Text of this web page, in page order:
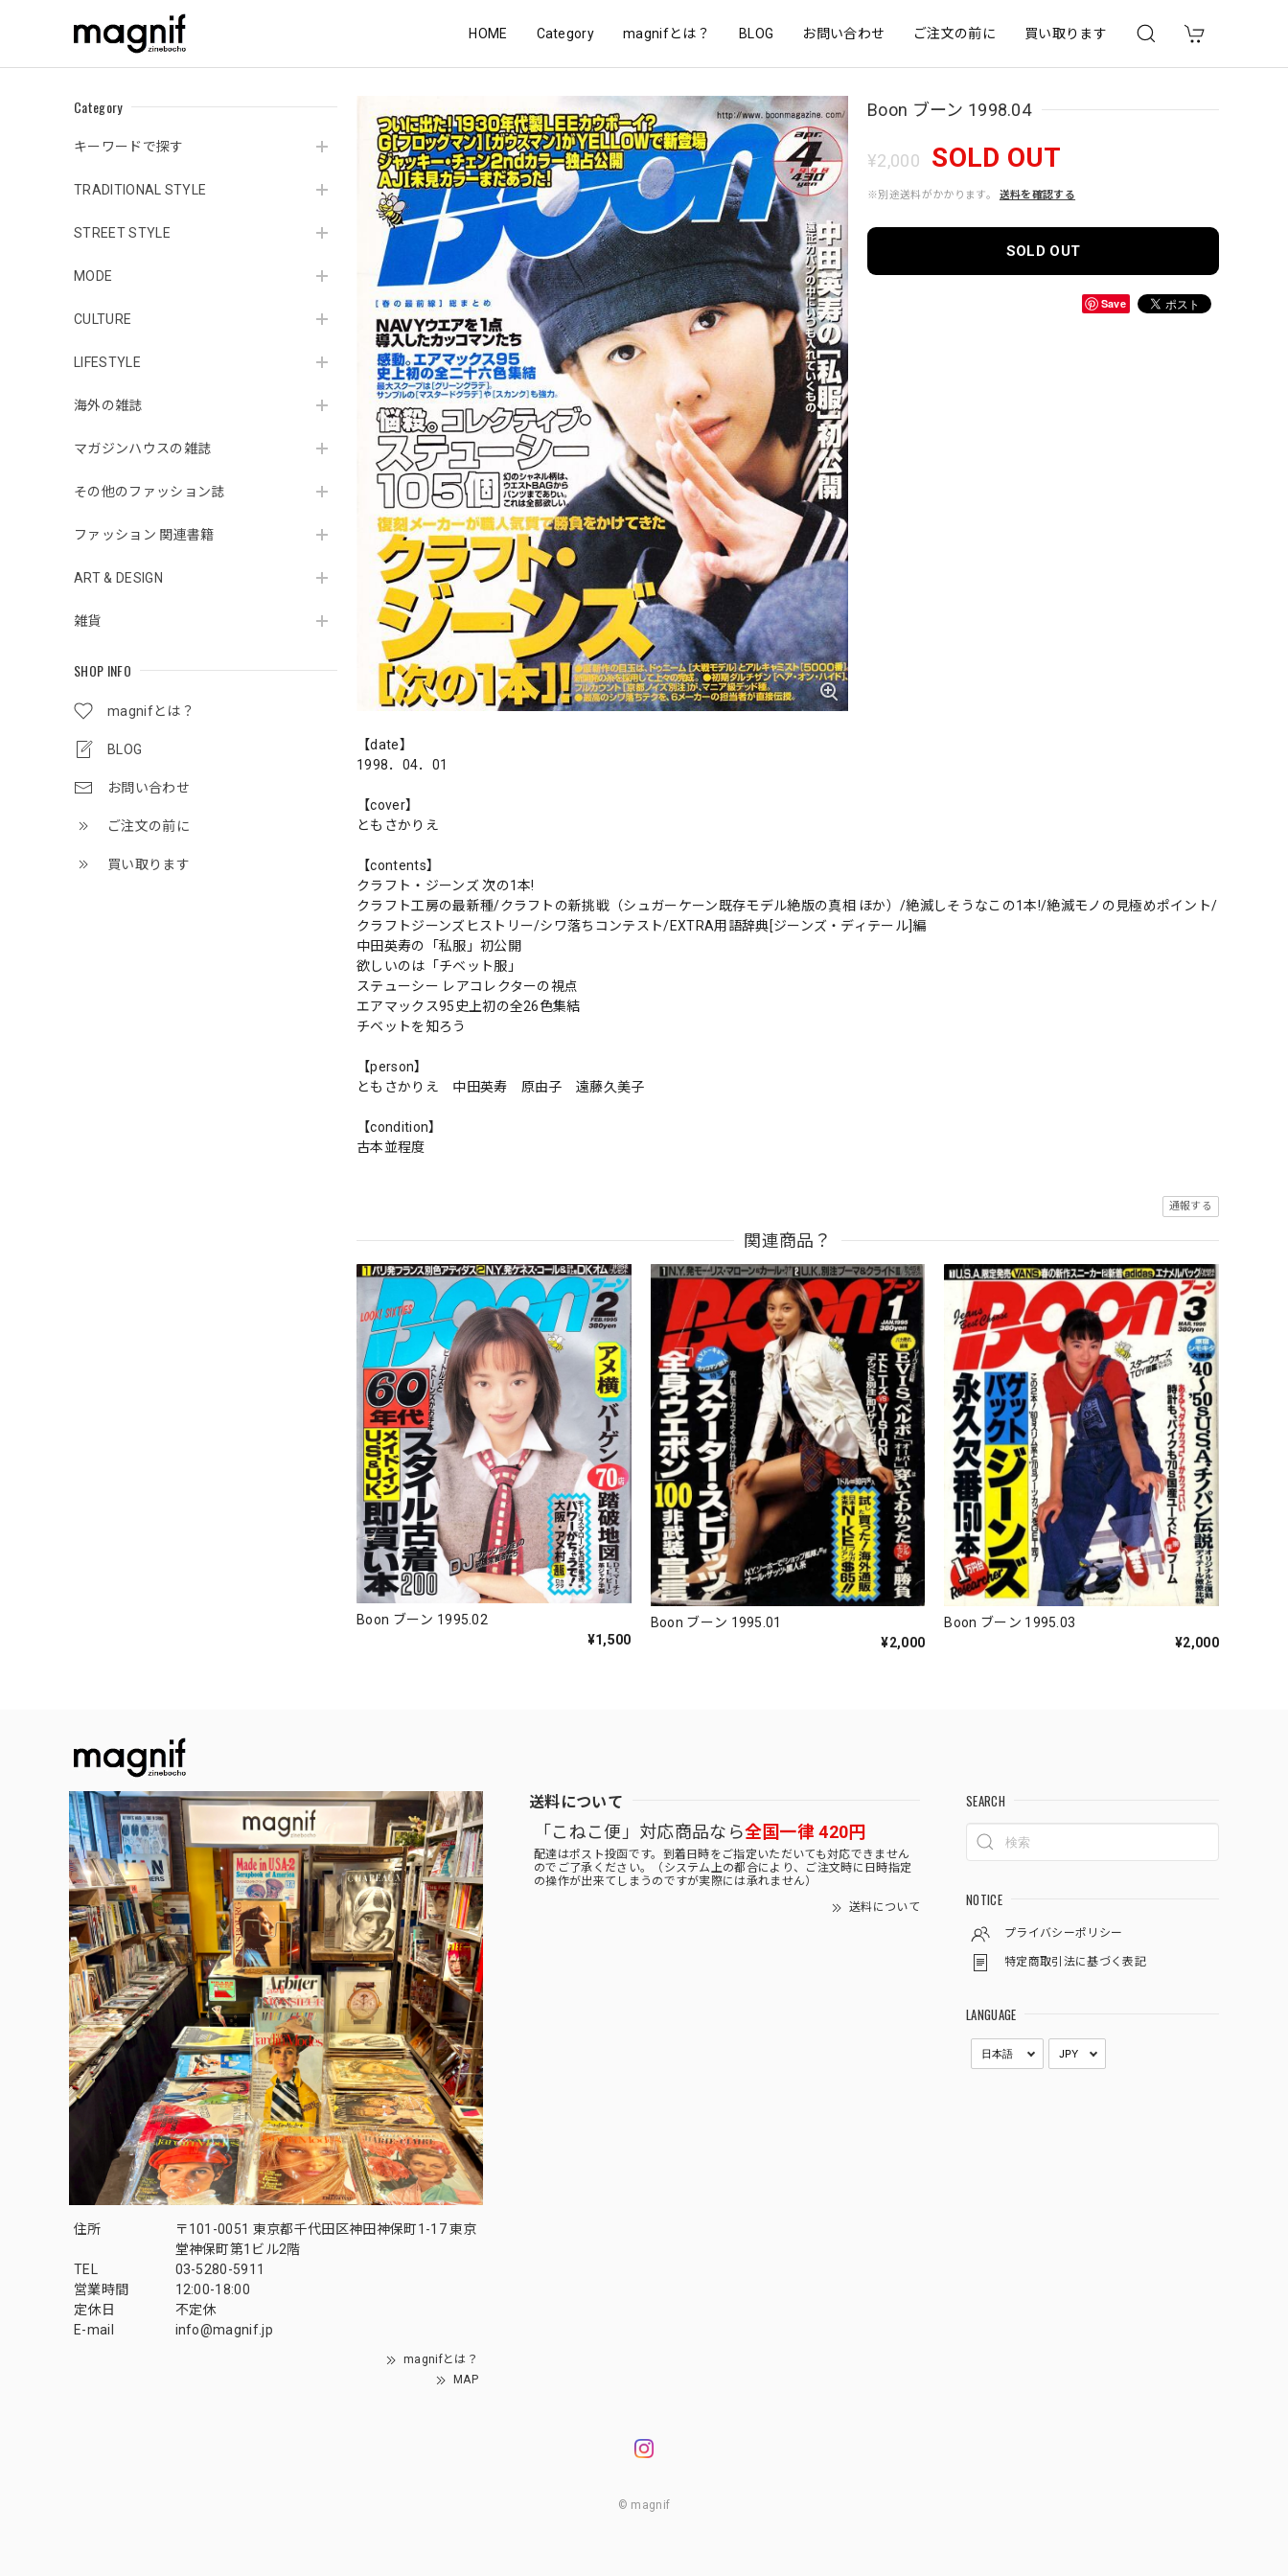
HOME Category magnifとは？ BLOG お問い合わせ ご注文の前に 買い取ります
Category
キーワードで探す
TRADITIONAL STYLE
STREET STYLE
MODE
CULTURE
LIFESTYLE
海外の雑誌
マガジンハウスの雑誌
その他のファッション誌
ファッション 関連書籍
ART & DESIGN
雑貨
SHOP INFO
magnifとは？
BLOG
お問い合わせ
ご注文の前に
買い取ります
Boon ブーン 1998.04
¥2,000 SOLD OUT
※別途送料がかかります。 送料を確認する
SOLD OUT
Save
【date】
1998．04．01
【cover】
ともさかりえ
【contents】
クラフト・ジーンズ 次の1本!
クラフト工房の最新種/クラフトの新挑戦（シュガーケーン既存モデル絶版の真相 ほか）/絶滅しそうなこの1本!/絶滅モノの見極めポイント/
クラフトジーンズヒストリー/シワ落ちコンテスト/EXTRA用語辞典[ジーンズ・ディテール]編
中田英寿の「私服」初公開
欲しいのは「チベット服」
ステューシー レアコレクターの視点
エアマックス95史上初の全26色集結
チベットを知ろう
【person】
ともさかりえ 中田英寿 原由子 遠藤久美子
【condition】
古本並程度
通報する
関連商品？
Boon ブーン 1995.02
¥1,500
Boon ブーン 1995.01
¥2,000
Boon ブーン 1995.03
¥2,000
住所
〒101-0051 東京都千代田区神田神保町1-17 東京
堂神保町第1ビル2階
TEL
03-5280-5911
営業時間
12:00-18:00
定休日
不定休
E-mail
info@magnif.jp
magnifとは？
MAP
送料について
「こねこ便」対応商品なら全国一律 420円
配達はポスト投函です。到着日時をご指定いただいても対応できません
のでご了承ください。（システム上の都合により、ご注文時に日時指定
の操作が出来てしまうのですが実際には承れません）
送料について
SEARCH
NOTICE
プライバシーポリシー
特定商取引法に基づく表記
LANGUAGE
© magnif